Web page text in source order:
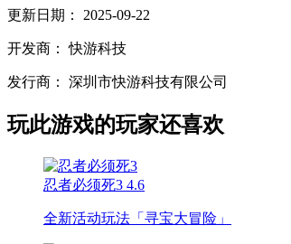
更新日期： 2025-09-22
开发商：快游科技
发行商： 深圳市快游科技有限公司
玩此游戏的玩家还喜欢
忍者必须死3 4.6
全新活动玩法「寻宝大冒险」